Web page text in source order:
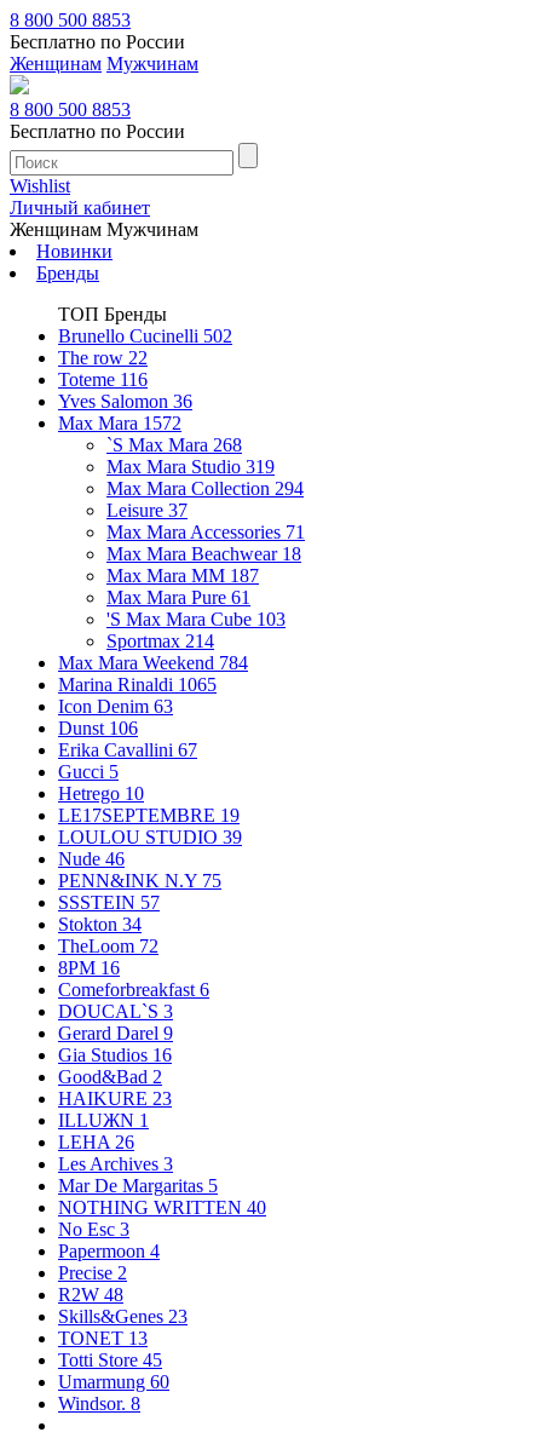
8 800 500 8853
Бесплатно по России
Женщинам Мужчинам
8 800 500 8853
Бесплатно по России
Wishlist
Личный кабинет
Женщинам Мужчинам
Новинки
Бренды
ТОП Бренды
Brunello Cucinelli 502
The row 22
Toteme 116
Yves Salomon 36
Max Mara 1572
`S Max Mara 268
Max Mara Studio 319
Max Mara Collection 294
Leisure 37
Max Mara Accessories 71
Max Mara Beachwear 18
Max Mara MM 187
Max Mara Pure 61
'S Max Mara Cube 103
Sportmax 214
Max Mara Weekend 784
Marina Rinaldi 1065
Icon Denim 63
Dunst 106
Erika Cavallini 67
Gucci 5
Hetrego 10
LE17SEPTEMBRE 19
LOULOU STUDIO 39
Nude 46
PENN&INK N.Y 75
SSSTEIN 57
Stokton 34
TheLoom 72
8PM 16
Comeforbreakfast 6
DOUCAL`S 3
Gerard Darel 9
Gia Studios 16
Good&Bad 2
HAIKURE 23
ILLUЖN 1
LEHA 26
Les Archives 3
Mar De Margaritas 5
NOTHING WRITTEN 40
No Esc 3
Papermoon 4
Precise 2
R2W 48
Skills&Genes 23
TONET 13
Totti Store 45
Umarmung 60
Windsor. 8